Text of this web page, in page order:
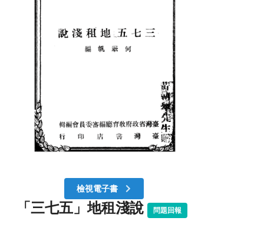
檢視電子書
「三七五」地租淺說 問題回報